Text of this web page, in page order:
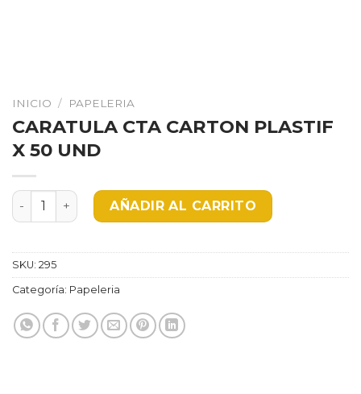
INICIO / PAPELERIA
CARATULA CTA CARTON PLASTIF
X 50 UND
CARATULA CTA CARTON PLASTIF X 50 UND cantidad
AÑADIR AL CARRITO
SKU: 295
Categoría: Papeleria